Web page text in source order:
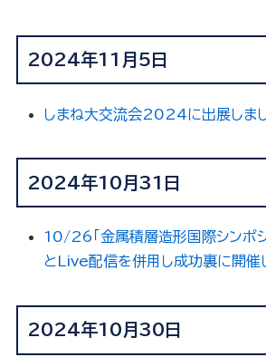
2024年11月5日
しまね大交流会2024に出展しま
2024年10月31日
10/26「金属積層造形国際シンポ
とLive配信を併用し成功裏に開催
2024年10月30日